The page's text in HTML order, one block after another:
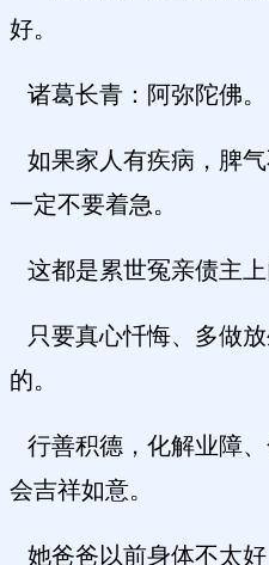
好。
诸葛长青：阿弥陀佛。
如果家人有疾病，脾
一定不要着急。
这都是累世冤亲债主上
只要真心忏悔、多做
的。
行善积德，化解业障
会吉祥如意。
她爸爸以前身体不太